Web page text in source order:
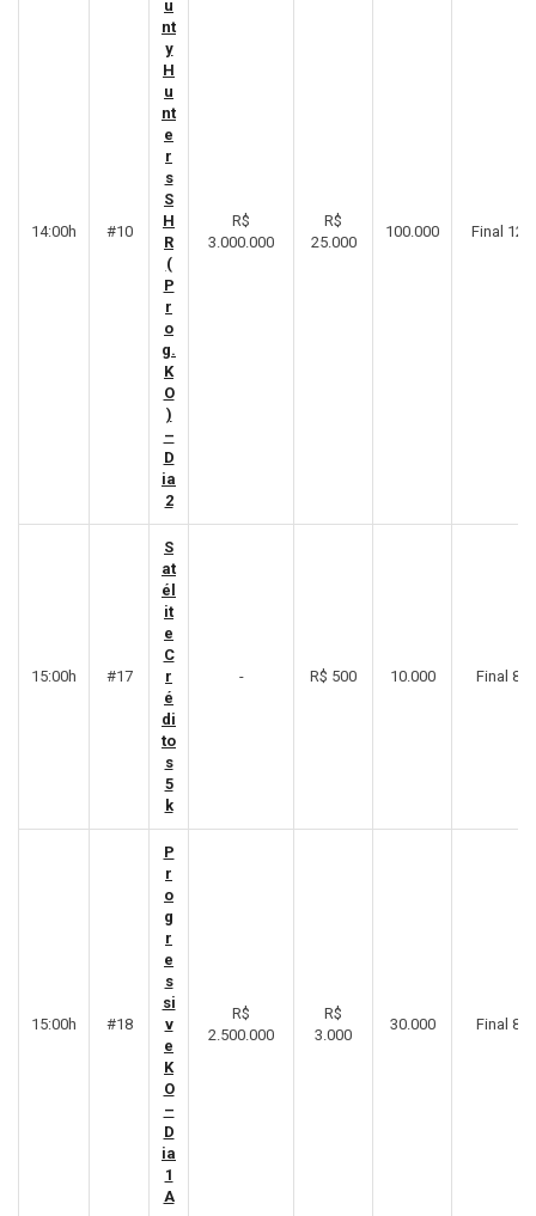
14:00h #10
u
nt
y
H
u
nt
e
r
s
S
H
R
(
P
r
o
g.
K
O
)
–
D
ia
2
R$
3.000.000
R$
25.000
100.000 Final 12º
15:00h #17
S
at
él
it
e
C
r
é
di
to
s
5
k
- R$ 500 10.000 Final 8º
15:00h #18
P
r
o
g
r
e
s
si
v
e
K
O
–
D
ia
1
A
R$
2.500.000
R$
3.000
30.000 Final 8º